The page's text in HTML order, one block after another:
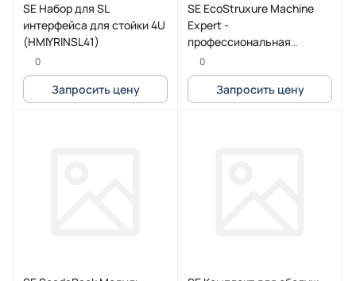
SE Набор для SL
интерфейса для стойки 4U
(HMIYRINSL41)
0
Запросить цену
SE EcoStruxure Machine
Expert -
профессиональная
лицензия, 1 раб.место, e-
mail
0
Запросить цену